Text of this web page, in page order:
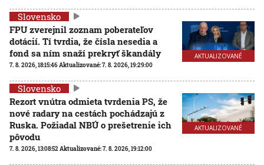
AKTUALIZOVANÉ
Slovensko
FPU zverejnil zoznam poberateľov
dotácií. Tí tvrdia, že čísla nesedia a
fond sa ním snaží prekryť škandály
7. 8. 2026, 18:15:46 Aktualizované:7. 8. 2026, 19:29:00
AKTUALIZOVANÉ
Slovensko
Rezort vnútra odmieta tvrdenia PS, že
nové radary na cestách pochádzajú z
Ruska. Požiadal NBÚ o prešetrenie ich
pôvodu
7. 8. 2026, 13:08:52 Aktualizované:7. 8. 2026, 19:12:00